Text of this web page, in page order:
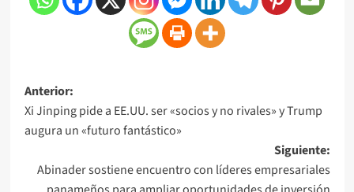
Anterior:
Xi Jinping pide a EE.UU. ser «socios y no rivales» y Trump
augura un «futuro fantástico»
Siguiente:
Abinader sostiene encuentro con líderes empresariales